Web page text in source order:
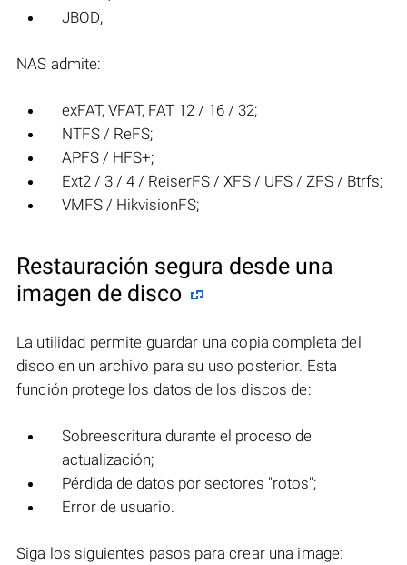
JBOD;
NAS admite:
exFAT, VFAT, FAT 12 / 16 / 32;
NTFS / ReFS;
APFS / HFS+;
Ext2 / 3 / 4 / ReiserFS / XFS / UFS / ZFS / Btrfs;
VMFS / HikvisionFS;
Restauración segura desde una
imagen de disco
La utilidad permite guardar una copia completa del
disco en un archivo para su uso posterior. Esta
función protege los datos de los discos de:
Sobreescritura durante el proceso de
actualización;
Pérdida de datos por sectores "rotos";
Error de usuario.
Siga los siguientes pasos para crear una image: